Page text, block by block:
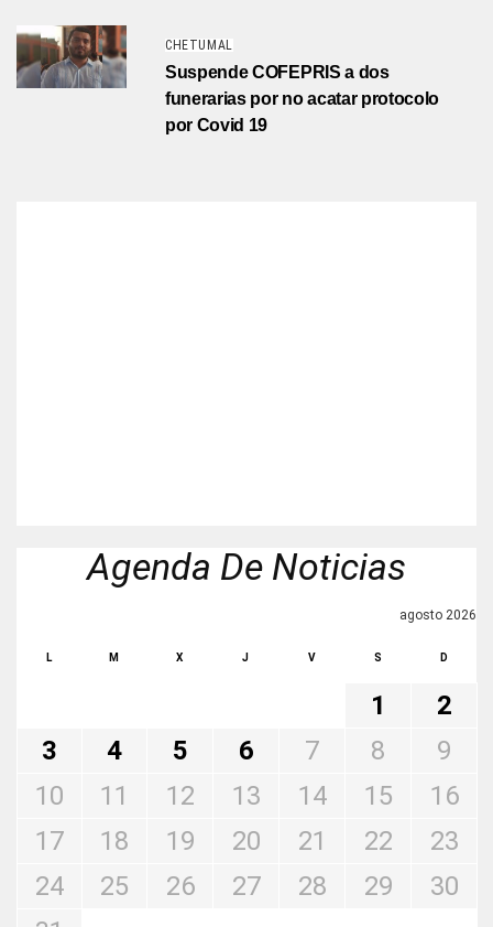
CHETUMAL
Suspende COFEPRIS a dos
funerarias por no acatar protocolo
por Covid 19
Agenda De Noticias
agosto 2026
L M X J V S D
1
2
3
4 5 6 7 8
9
10
11 12 13 14 15
16
17
18 19 20 21 22
23
24
25 26 27 28 29
30